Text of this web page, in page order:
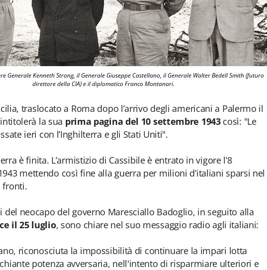
Generale Kenneth Strong, il Generale Giuseppe Castellano, il Generale Walter Bedell Smith (futuro
direttore della CIA) e il diplomatico Franco Montanari.
traslocato a Roma dopo l’arrivo degli americani a Palermo il
la sua prima pagina del 10 settembre 1943così: "Le
ieri con l’Inghilterra e gli Stati Uniti".
è finita. L’armistizio di Cassibile è entrato in vigore l’8
mettendo così fine alla guerra per milioni d’italiani sparsi nel
fronti.
del neocapo del governo Maresciallo Badoglio, in seguito alla
il 25 luglio, sono chiare nel suo messaggio radio agli italiani:
riconosciuta la impossibilità di continuare la impari lotta
potenza avversaria, nell'intento di risparmiare ulteriori e